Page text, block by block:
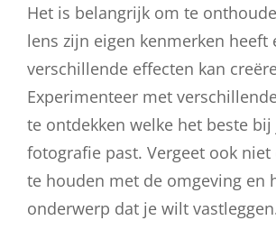
Het is belangrijk om te
lens zijn eigen kenmerken heeft
verschillende effecten kan
Experimenteer met
te ontdekken welke het beste
fotografie past. Vergeet ook
te houden met de omgeving en
onderwerp dat je wilt